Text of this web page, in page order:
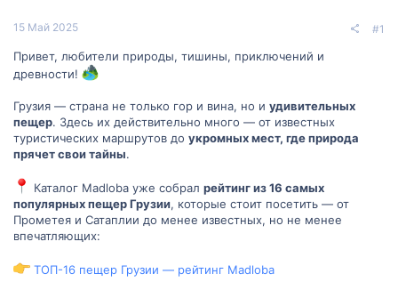
15 Май 2025 #1
Привет, любители природы, тишины, приключений и
древности!
Грузия — страна не только гор и вина, но и удивительных
пещер. Здесь их действительно много — от известных
туристических маршрутов до укромных мест, где природа
прячет свои тайны.
Каталог Madloba уже собралрейтинг из 16 самых
популярных пещер Грузии, которые стоит посетить — от
Прометея и Сатаплии до менее известных, но не менее
впечатляющих:
ТОП-16 пещер Грузии — рейтинг Madloba